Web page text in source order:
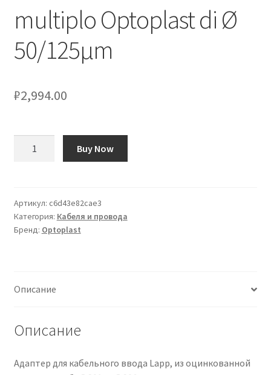
Сотрудничество
multiplo Optoplast di Ø
50/125μm
₽2,994.00
a
Modo
multiplo
50/125μm
Buy Now
Артикул: c6d43e82cae3
Категория: Кабеля и провода
Бренд: Optoplast
Описание
Описание
Адаптер для кабельного ввода Lapp, из оцинкованной